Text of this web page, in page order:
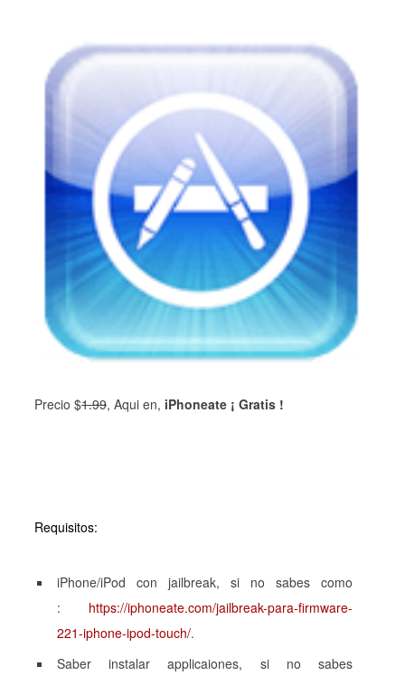
Precio $1.99, Aqui en, iPhoneate ¡ Gratis !
Requisitos:
iPhone/iPod con jailbreak, si no sabes como
: https://iphoneate.com/jailbreak-para-firmware-
221-iphone-ipod-touch/.
Saber instalar applicaiones, si no sabes